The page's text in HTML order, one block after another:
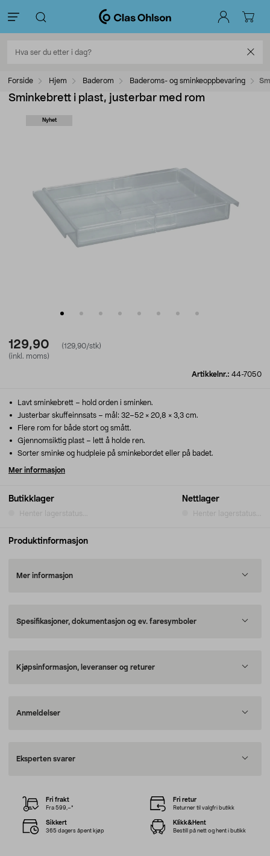
Forside Hjem Baderom Baderoms- og sminkeoppbevaring
Sminkebrett i plast, justerbar med rom
Nyhet
129,90
(129,90/stk)
(inkl. moms)
Artikkelnr.: 44-7050
Butikklager
Henter lagerstatus...
Nettlager
Henter lagerstatus...
Lavt sminkebrett – hold orden i sminken.
Justerbar skuffeinnsats – mål: 32–52 × 20,8 × 3,3 cm.
Flere rom for både stort og smått.
Gjennomsiktig plast – lett å holde ren.
Sorter sminke og hudpleie på sminkebordet eller på badet.
Mer informasjon
Produktinformasjon
Mer informasjon
Spesifikasjoner, dokumentasjon og ev. faresymboler
Kjøpsinformasjon, leveranser og returer
Anmeldelser
Eksperten svarer
Fri frakt
Fra 599,–*
Fri retur
Returner til valgfri butikk
Sikkert
365 dagers åpent kjøp
Klikk&Hent
Bestill på nett og hent i butikk